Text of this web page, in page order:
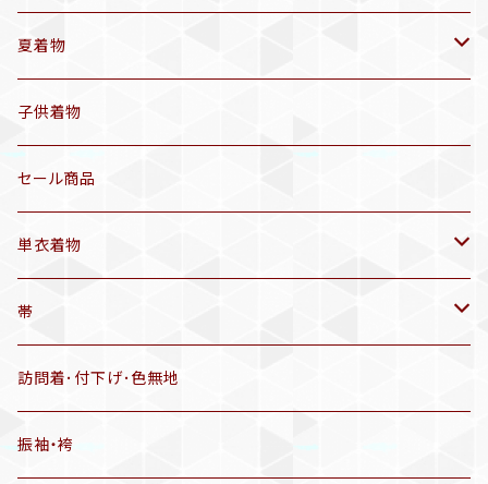
袷着物(10〜5月頃)
セオα 着物(5〜9月頃)
三分紐
帯揚げ
羽織
半幅帯
有松絞り浴衣(6～9月頃)
夏着物
アンティーク着物
リサイクル着物
子供着物
セール商品
単衣着物
アンティーク着物
リサイクル着物
帯
リサイクル帯
アンティーク帯
訪問着･付下げ･色無地
振袖・袴